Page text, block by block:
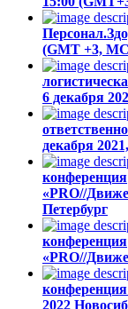
(GMT +3,
6 декабря
декабря
конференция
«PRO//
Петербург
конференция
«PRO//
2022